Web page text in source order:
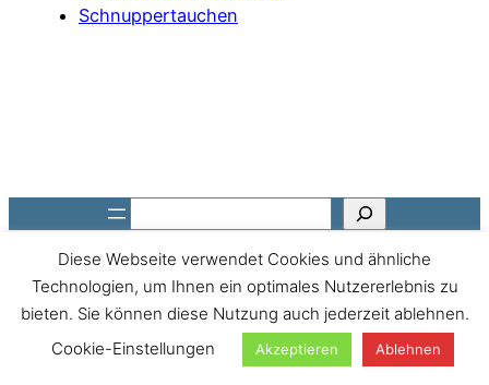
Schnuppertauchen
Diese Webseite verwendet Cookies und ähnliche
Technologien, um Ihnen ein optimales Nutzererlebnis zu
bieten. Sie können diese Nutzung auch jederzeit ablehnen.
Cookie-Einstellungen
Akzeptieren Ablehnen